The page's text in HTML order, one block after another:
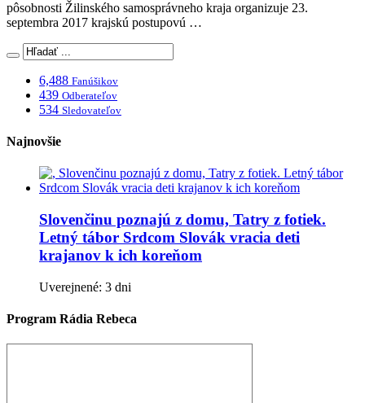
pôsobnosti Žilinského samosprávneho kraja organizuje 23.
septembra 2017 krajskú postupovú …
6,488 Fanúšikov
439 Odberateľov
534 Sledovateľov
Najnovšie
Slovenčinu poznajú z domu, Tatry z fotiek.
Letný tábor Srdcom Slovák vracia deti
krajanov k ich koreňom
Uverejnené: 3 dni
Program Rádia Rebeca